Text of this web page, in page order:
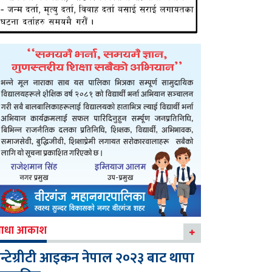
आकाश
आइकन नेपाल २०२३ बाट थापा